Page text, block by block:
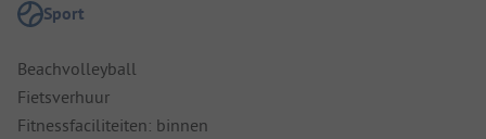
Sport
Beachvolleyball
Fietsverhuur
Fitnessfaciliteiten: binnen